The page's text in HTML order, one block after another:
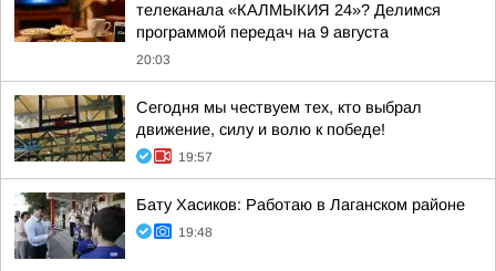
телеканала «КАЛМЫКИЯ 24»? Делимся
программой передач на 9 августа
20:03
Сегодня мы чествуем тех, кто выбрал
движение, силу и волю к победе!
19:57
Бату Хасиков: Работаю в Лаганском районе
19:48